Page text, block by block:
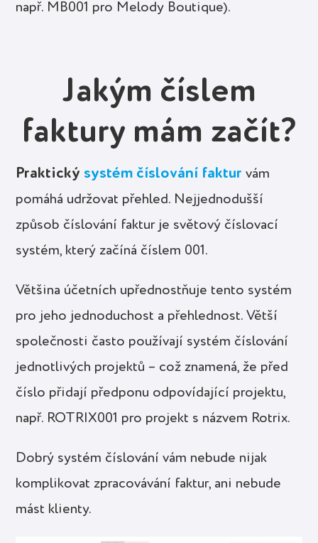
např. MB001 pro Melody Boutique).
Jakým číslem
faktury mám začít?
Praktický systém číslování faktur vám
pomáhá udržovat přehled. Nejjednodušší
způsob číslování faktur je světový číslovací
systém, který začíná číslem 001.
Většina účetních upřednostňuje tento systém
pro jeho jednoduchost a přehlednost. Větší
společnosti často používají systém číslování
jednotlivých projektů – což znamená, že před
číslo přidají předponu odpovídající projektu,
např. ROTRIX001 pro projekt s názvem Rotrix.
Dobrý systém číslování vám nebude nijak
komplikovat zpracovávání faktur, ani nebude
mást klienty.